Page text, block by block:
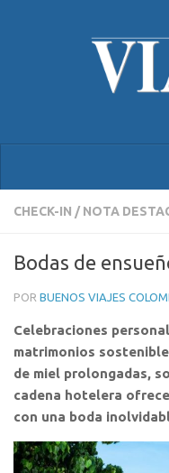
CHECK-IN / NOTA
Bodas de
POR BUENOS VIAJES
Celebraciones
matrimonios
de miel prolongadas,
cadena hotelera
con una boda